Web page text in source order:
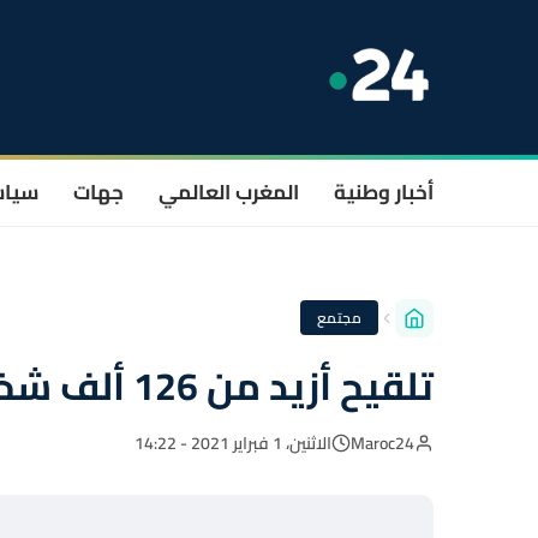
أخبار وطنية المغرب العالمي جهات
مجتمع
تلقيح أزيد من 126 ألف شخص ضد "كوفيد-19" بالمغرب
Maroc24 الاثنين، 1 فبراير 2021 - 14:22